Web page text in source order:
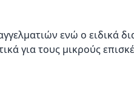
ενώ ο ειδικά
για τους μικρούς